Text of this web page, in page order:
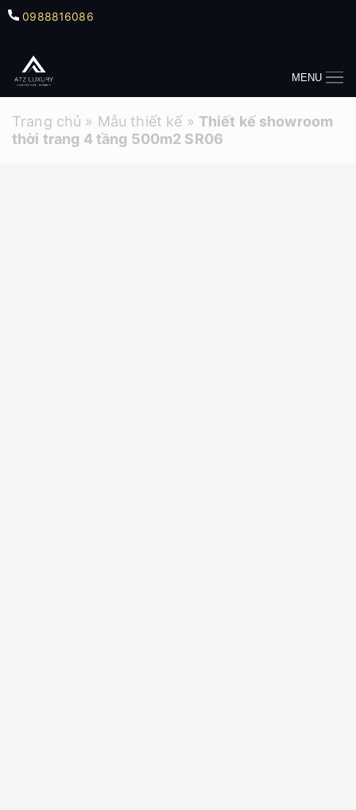
0988816086
MENU
Trang chủ » Mẫu thiết kế » Thiết kế showroom
thời trang 4 tầng 500m2 SR06